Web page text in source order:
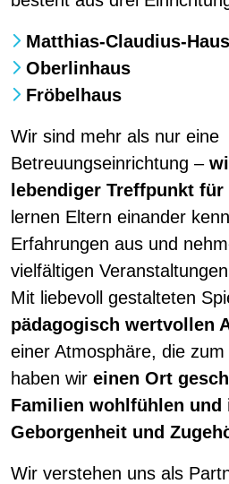
Matthias-Claudius-Haus
Oberlinhaus
Fröbelhaus
Wir sind mehr als nur eine
Betreuungseinrichtung –
lebendiger Treffpunkt
lernen Eltern einander
Erfahrungen aus und
vielfältigen
Mit liebevoll gestalteten
pädagogisch wertvollen
einer Atmosphäre, die zum
haben wir einen Ort
Familien wohlfühlen und
Geborgenheit und
Wir verstehen uns als